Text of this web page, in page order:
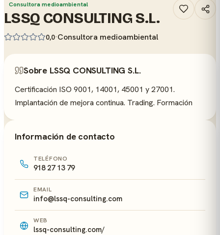
Consultora medioambiental
LSSQ CONSULTING S.L.
0,0·Consultora medioambiental
Sobre LSSQ CONSULTING S.L.
Certificación ISO 9001, 14001, 45001 y 27001.
Implantación de mejora continua. Trading. Formación
Información de contacto
TELÉFONO
918 27 13 79
EMAIL
info@lssq-consulting.com
WEB
lssq-consulting.com/